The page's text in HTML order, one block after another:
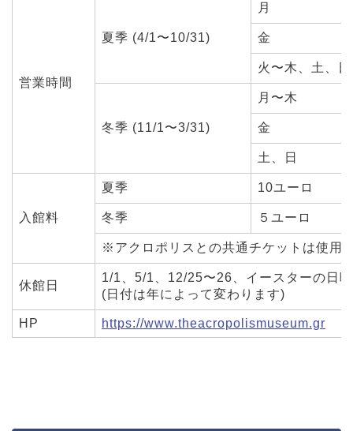
営業時間
夏季 (4/1〜10/31)
月
金
火〜木、土、日
冬季 (11/1〜3/31)
月〜木
金
土、日
入館料
夏季 10ユーロ
冬季 ５ユーロ
※アクロポリスとの共通チケットは使用
休館日
1/1、5/1、12/25〜26、イースターの日
(日付は年によって変わります)
HP https://www.theacropolismuseum.gr